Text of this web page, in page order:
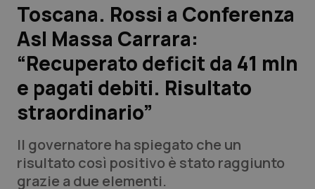
Scienza e Farmaci
Studi e Analisi
Lettere al direttore
QS Pro
Toscana. Rossi a Conferenza
Asl Massa Carrara:
“Recuperato deficit da 41 mln
e pagati debiti. Risultato
straordinario”
Il governatore ha spiegato che un
risultato così positivo è stato raggiunto
grazie a due elementi.